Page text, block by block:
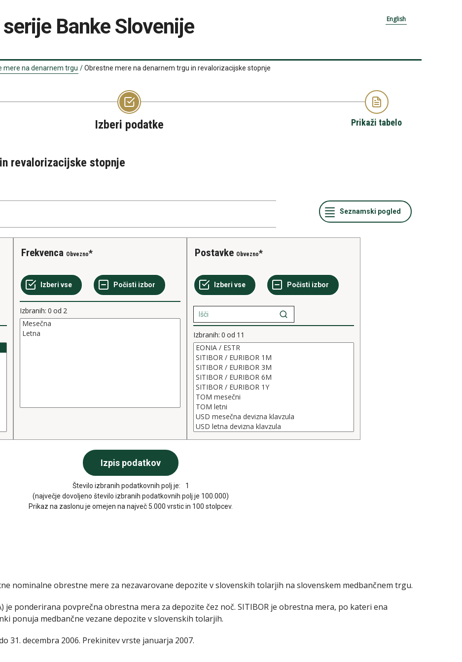
Banke Slovenije English
mere na denarnem trgu /Obrestne mere na denarnem trgu in revalorizacijske stopnje
Izberi podatke Prikaži tabelo
revalorizacijske stopnje
Frekvenca Obvezno
Izbranih: 0 od 2
Postavke Obvezno
Izbranih: 0 od 11
Število izbranih podatkovnih polj je:
1
(največje dovoljeno število izbranih podatkovnih polj je 100.000)
Prikaz na zaslonu je omejen na največ 5.000 vrstic in 100 stolpcev.
nominalne obrestne mere za nezavarovane depozite v slovenskih tolarjih na slovenskem medbančnem trgu.
je ponderirana povprečna obrestna mera za depozite čez noč. SITIBOR je obrestna mera, po kateri ena
ponuja medbančne vezane depozite v slovenskih tolarjih.
31. decembra 2006. Prekinitev vrste januarja 2007.